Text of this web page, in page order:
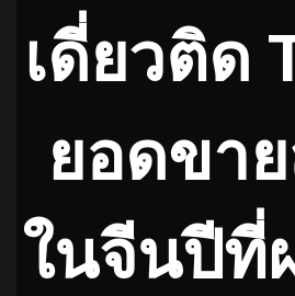
เดี่ยวติด
ยอดขา
ในจีนปีที่